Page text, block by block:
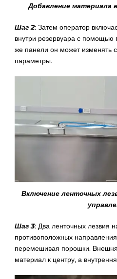
Добавление материала
Шаг 2: Затем оператор
внутри резервуара с помощью
же панели он может изменять
параметры.
Включение ленточных
Шаг 3: Два ленточных лезвия
противоположных
перемешивая порошки.
материал к центру, а